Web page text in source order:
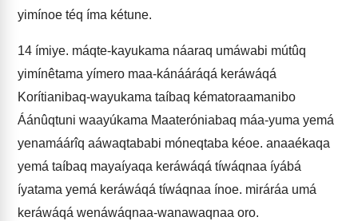
yimínoe téq íma kétune.
14 ímiye. máqte-kayukama náaraq umáwabi mútûq
yimínêtama yímero maa-kánááráqá keráwáqá
Korítianibaq-wayukama taíbaq kématoraamanibo
Áánûqtuni waayúkama Maateróniabaq máa-yuma yemá
yenamáárîq aáwaqtababi móneqtaba kéoe. anaaékaqa
yemá taíbaq mayaíyaqa keráwáqá tíwáqnaa íyábá
íyatama yemá keráwáqá tíwáqnaa ínoe. miráráa umá
keráwáqá wenáwáqnaa-wanawaqnaa oro.